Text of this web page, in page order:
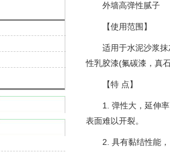
外墙高弹性腻子
【使用范围】
适用于水泥沙浆抹灰
性乳胶漆(氟碳漆，真
【特 点】
1. 弹性大，延伸率
表面难以开裂。
2. 具有黏结性能，